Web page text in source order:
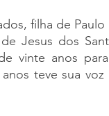
filha de
Jesus dos
vinte anos
teve sua